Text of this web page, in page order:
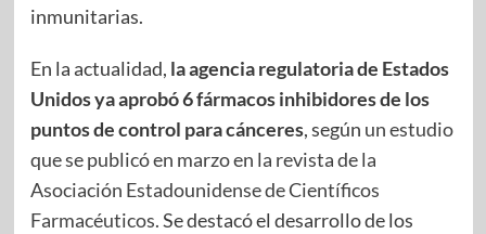
inmunitarias.
En la actualidad, la agencia regulatoria de Estados
Unidos ya aprobó 6 fármacos inhibidores de los
puntos de control para cánceres, según un estudio
que se publicó en marzo en la revista de la
Asociación Estadounidense de Científicos
Farmacéuticos.Se destacó el desarrollo de los